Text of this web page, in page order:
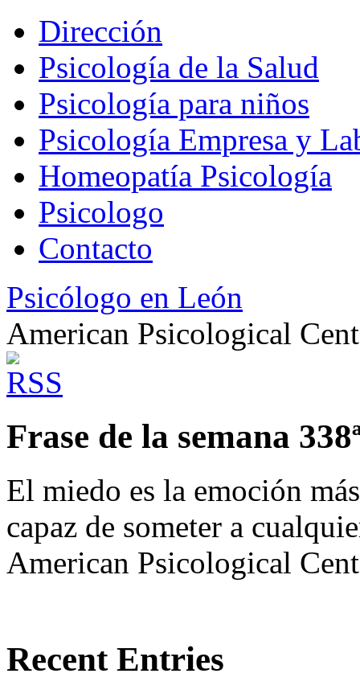
Dirección
Psicología de la Salud
Psicología para niños
Psicología Empresa y
Homeopatía Psicología
Psicologo
Contacto
Psicólogo en León
American Psicological
Frase de la semana
El miedo es la emoción
capaz de someter a
American Psicological
Recent Entries